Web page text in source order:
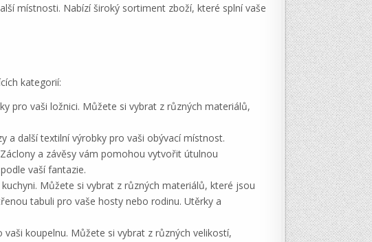
místnosti. Nabízí široký sortiment zboží, které splní vaše
kategorií:
pro vaši ložnici. Můžete si vybrat z různých materiálů,
a další textilní výrobky pro vaši obývací místnost.
a závěsy vám pomohou vytvořit útulnou
vaší fantazie.
Můžete si vybrat z různých materiálů, které jsou
tabuli pro vaše hosty nebo rodinu. Utěrky a
koupelnu. Můžete si vybrat z různých velikostí,